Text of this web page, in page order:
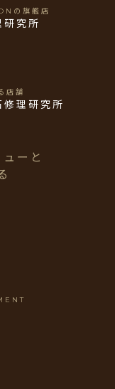
の旗艦店
研究所
店舗
理研究所
ーと